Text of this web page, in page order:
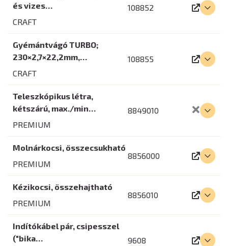
és vizes…
CRAFT
108852
Gyémántvágó TURBO;
230×2,7×22,2mm,…
CRAFT
108855
Teleszkópikus létra,
kétszárú, max./min…
PREMIUM
8849010
Molnárkocsi, összecsukható
PREMIUM
8856000
Kézikocsi, összehajtható
PREMIUM
8856010
Indítókábel pár, csipesszel
("bika…
9608